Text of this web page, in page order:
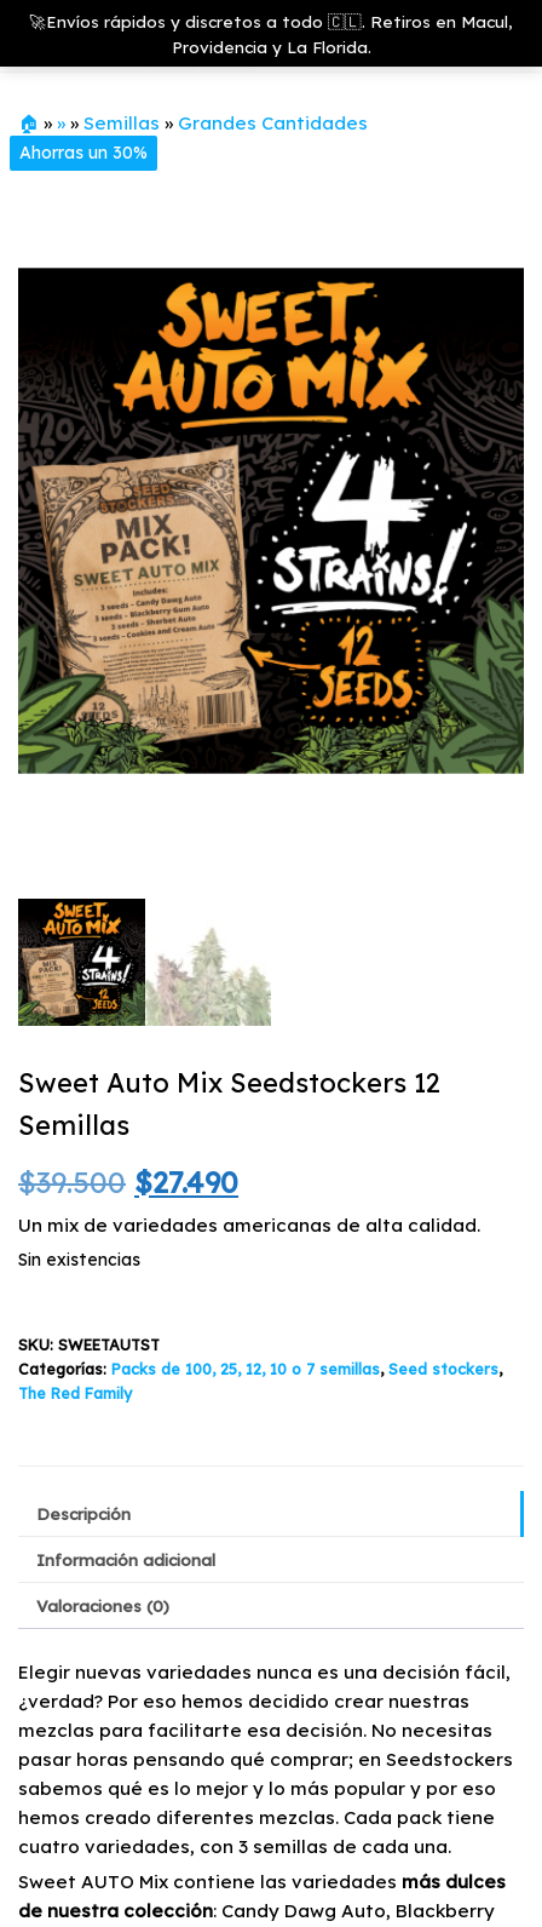
Saltar
contenido
🚀Envíos rápidos y discretos a todo 🇨🇱. Retiros en Macul,
Providencia y La Florida.
Growshop
& LED
Store
🏠 » » » Semillas » Grandes Cantidades
Ahorras un 30%
Sweet Auto Mix Seedstockers 12
Semillas
$39.500 El
precio
original
$39.500.
$27.490El
precio
$27.490.
Un mix de variedades americanas de alta calidad.
Sin existencias
SKU: SWEETAUTST
Categorías: Packs de 100, 25, 12, 10 o 7 semillas,Seed stockers,
The Red Family
Descripción
Información adicional
Valoraciones (0)
Elegir nuevas variedades nunca es una decisión fácil,
¿verdad? Por eso hemos decidido crear nuestras
mezclas para facilitarte esa decisión. No necesitas
pasar horas pensando qué comprar; en Seedstockers
sabemos qué es lo mejor y lo más popular y por eso
hemos creado diferentes mezclas. Cada pack tiene
cuatro variedades, con 3 semillas de cada una.
Sweet AUTO Mix contiene las variedades más dulces
de nuestra colección: Candy Dawg Auto, Blackberry